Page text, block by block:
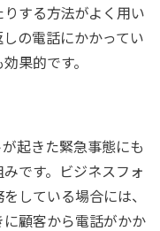
する方法がよく用い
の電話にかかってい
果的です。
起きた緊急事態にも
です。ビジネスフォ
している場合には、
顧客から電話がかか